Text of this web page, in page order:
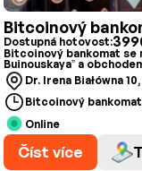
Bitcoinový
Dostupná hotovost:
Bitcoinový bankomat se
Buinouskaya” a
Dr. Irena Białówna
Bitcoinový
Online
Číst více